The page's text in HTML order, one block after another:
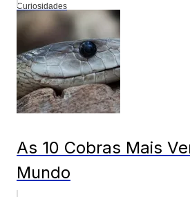
Curiosidades
As 10 Cobras Mais
Mundo